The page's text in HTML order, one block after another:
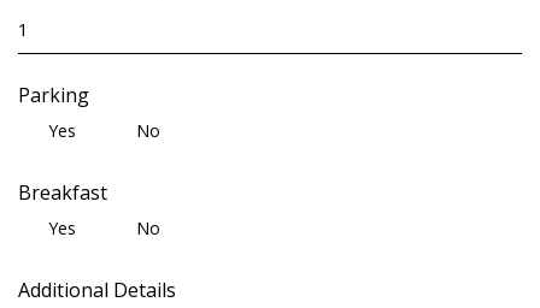
Parking
Yes No
Breakfast
Yes No
Additional Details